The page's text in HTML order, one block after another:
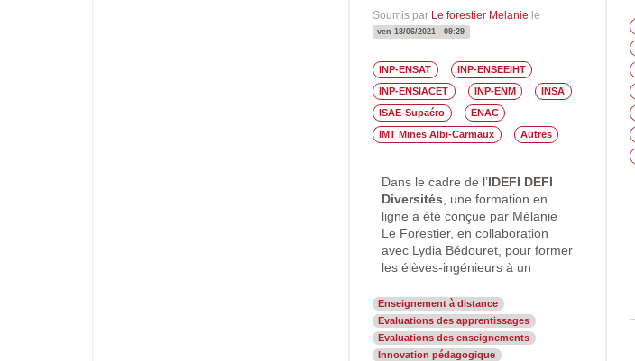
Soumis par Le forestier Melanie le
ven 18/06/2021 - 09:29
INP-ENSAT
INP-ENSEEIHT
INP-ENSIACET
INP-ENM
INSA
ISAE-Supaéro
ENAC
IMT Mines Albi-Carmaux
Autres
Dans le cadre de l’IDEFI DEFI
Diversités , une formation en
ligne a été conçue par Mélanie
Le Forestier, en collaboration
avec Lydia Bédouret, pour former
les élèves-ingénieurs à un
Enseignement à distance
Evaluations des apprentissages
Evaluations des enseignements
Innovation pédagogique